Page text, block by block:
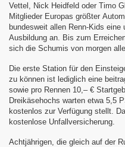
Vettel, Nick Heidfeld oder Timo
Mitglieder Europas größter
bundesweit allen Renn-Kids eine
Ausbildung an. Bis zum
sich die Schumis von morgen
Die erste Station für den
zu können ist lediglich eine
sowie pro Rennen 10,– €
Dreikäsehochs warten etwa 5,5
kostenlos zur Verfügung stellt.
kostenlose Unfallversicherung.
Achtjährigen, die gleich auf der